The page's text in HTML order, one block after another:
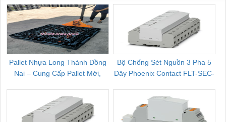
Pallet Nhựa Long Thành Đồng
Nai – Cung Cấp Pallet Mới,
Bộ Chống Sét Nguồn 3 Pha 5
Dây Phoenix Contact FLT-SEC-